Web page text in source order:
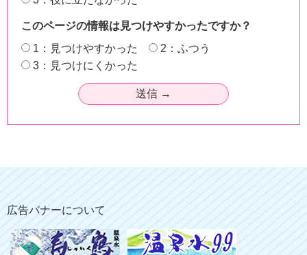
このページの情報は見つけやすかったですか？
1：見つけやすかった
2：ふつう
3：見つけにくかった
広告バナーについて